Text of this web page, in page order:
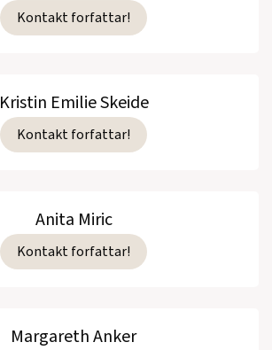
Kontakt forfattar!
Kristin Emilie Skeide
Kontakt forfattar!
Anita Miric
Kontakt forfattar!
Margareth Anker